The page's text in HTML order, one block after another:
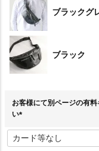
ブラックグ
ブラック
お客様にて別ページの有
い
必
須